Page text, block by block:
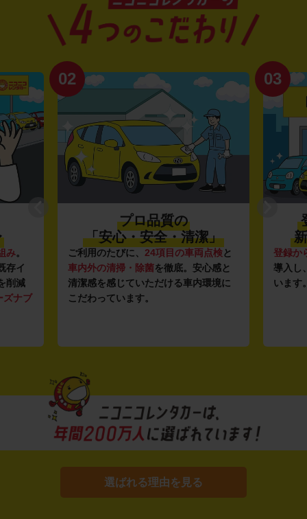
み。
存イ
削減
ズナブ
02
プロ品質の
「安心・安全・清潔」
ご利用のたびに、 24項目の車両点検と
車内外の清掃・除菌を徹底。安心感と
清潔感を感じていただける車内環境に
こだわっています。
03
登録か
導入し
います
選ばれる理由を見る